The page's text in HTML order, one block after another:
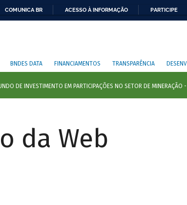
COMUNICA BR ACESSO À INFORMAÇÃO PARTICIPE
BNDES DATA FINANCIAMENTOS TRANSPARÊNCIA
da Web